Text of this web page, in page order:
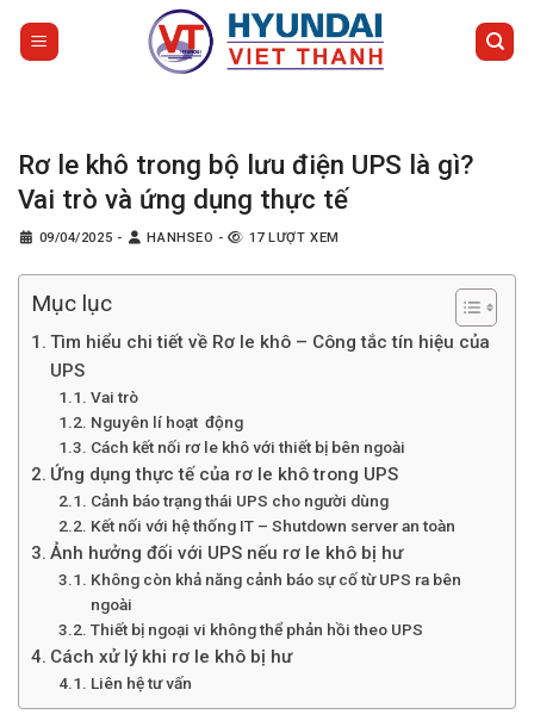
Rơ le khô trong bộ lưu điện UPS là gì?
Vai trò và ứng dụng thực tế
09/04/2025 - HANHSEO - 17 LƯỢT XEM
Mục lục
Tìm hiểu chi tiết về Rơ le khô – Công tắc tín hiệu của
UPS
Vai trò
Nguyên lí hoạt động
Cách kết nối rơ le khô với thiết bị bên ngoài
Ứng dụng thực tế của rơ le khô trong UPS
Cảnh báo trạng thái UPS cho người dùng
Kết nối với hệ thống IT – Shutdown server an toàn
Ảnh hưởng đối với UPS nếu rơ le khô bị hư
Không còn khả năng cảnh báo sự cố từ UPS ra bên
ngoài
Thiết bị ngoại vi không thể phản hồi theo UPS
Cách xử lý khi rơ le khô bị hư
Liên hệ tư vấn